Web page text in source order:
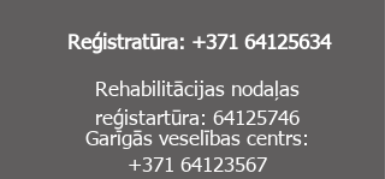
Reģistratūra: +371 64125634
Rehabilitācijas nodaļas
reģistartūra: 64125746
Garīgās veselības centrs:
+371 64123567